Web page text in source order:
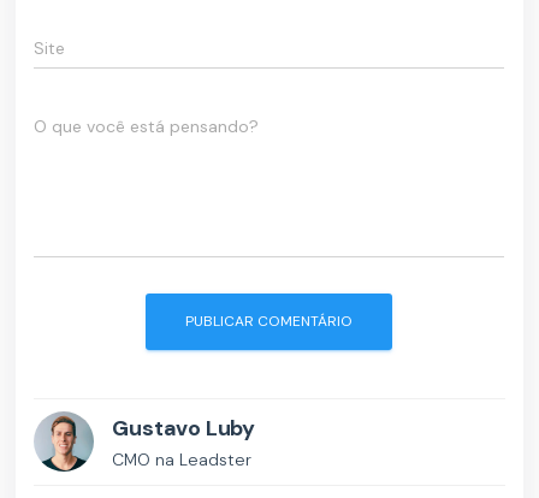
Site
O que você está pensando?
Gustavo Luby
CMO na Leadster